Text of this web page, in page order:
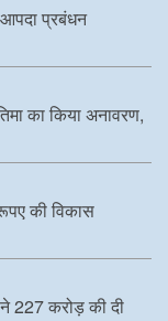
प्रबंधन
का किया अनावरण,
की विकास
227 करोड़ की दी